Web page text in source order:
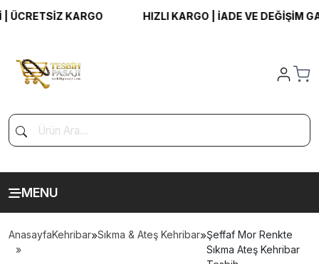
KARGO HIZLI KARGO | İADE VE DEĞİŞİM
MENU
AnasayfaKehribar»Sıkma & Ateş Kehribar»Şeffaf Mor Renkte
Sıkma Ateş Kehribar